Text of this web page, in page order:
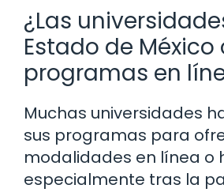
¿Las
Estado de México
programas en
Muchas universidades
sus programas para
modalidades en línea o
especialmente tras la